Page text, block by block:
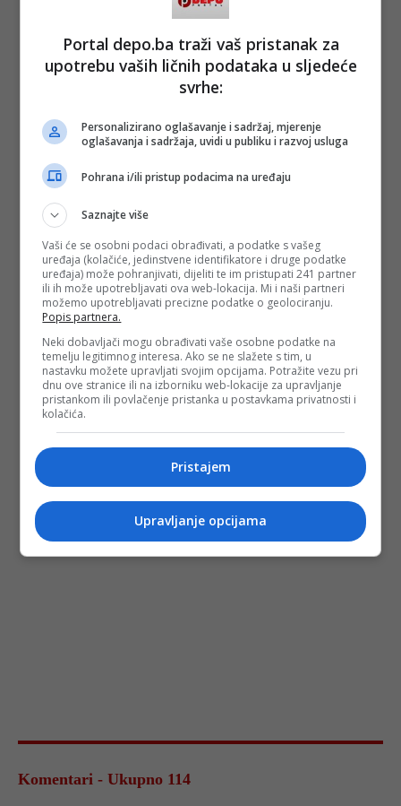
Komentari - Ukupno 114
Portal depo.ba traži vaš pristanak za
upotrebu vaših ličnih podataka u sljedeće
svrhe:
Personalizirano oglašavanje i sadržaj, mjerenje
oglašavanja i sadržaja, uvidi u publiku i razvoj usluga
Pohrana i/ili pristup podacima na uređaju
Saznajte više
Vaši će se osobni podaci obrađivati, a podatke s vašeg
uređaja (kolačiće, jedinstvene identifikatore i druge podatke
uređaja) može pohranjivati, dijeliti te im pristupati 241 partner
ili ih može upotrebljavati ova web-lokacija. Mi i naši partneri
možemo upotrebljavati precizne podatke o geolociranju.
Popis partnera.
Neki dobavljači mogu obrađivati vaše osobne podatke na
temelju legitimnog interesa. Ako se ne slažete s tim, u
nastavku možete upravljati svojim opcijama. Potražite vezu pri
dnu ove stranice ili na izborniku web-lokacije za upravljanje
pristankom ili povlačenje pristanka u postavkama privatnosti i
kolačića.
Pristajem
Upravljanje opcijama